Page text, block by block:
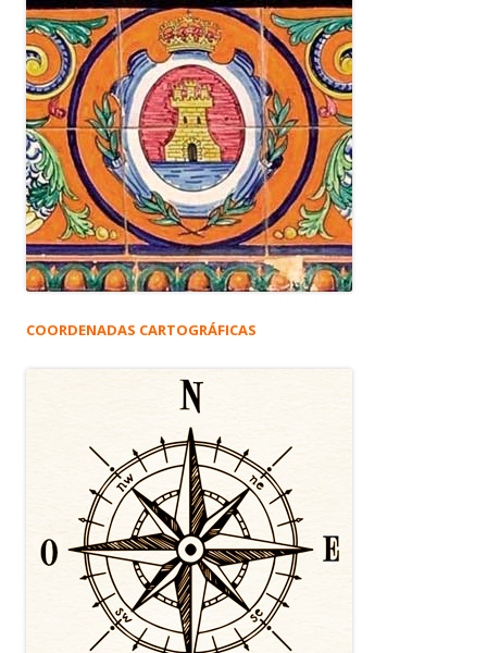
COORDENADAS CARTOGRÁFICAS